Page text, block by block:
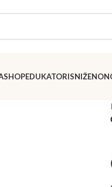
SHOPEDUKATORISNIŽENO